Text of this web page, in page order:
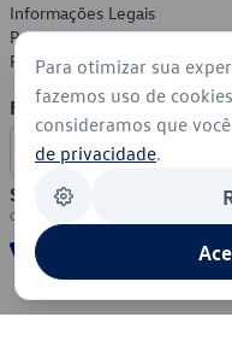
Informações Legais
Política de Privacidade
Política de Cookies
Formas de Pagamento
Segurança
Para otimizar sua
fazemos uso de
consideramos que
de privacidade.